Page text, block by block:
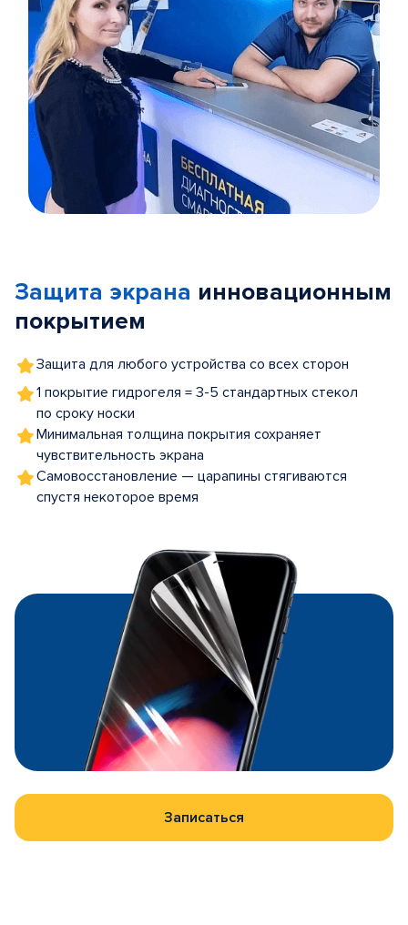
5
Защита экрана инновационным
покрытием
Защита для любого устройства со всех сторон
1 покрытие гидрогеля = 3-5 стандартных стекол
по сроку носки
Минимальная толщина покрытия сохраняет
чувствительность экрана
Самовосстановление — царапины стягиваются
спустя некоторое время
Записаться